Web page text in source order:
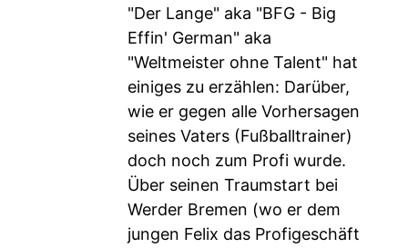
"Der Lange" aka "BFG - Big
Effin' German" aka
"Weltmeister ohne Talent" hat
einiges zu erzählen: Darüber,
wie er gegen alle Vorhersagen
seines Vaters (Fußballtrainer)
doch noch zum Profi wurde.
Über seinen Traumstart bei
Werder Bremen (wo er dem
jungen Felix das Profigeschäft